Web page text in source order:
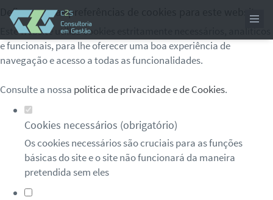
Defina as suas preferências de cookies para este website.
Este website utiliza cookies estritamente necessários, analíticos
e funcionais, para lhe oferecer uma boa experiência de
navegação e acesso a todas as funcionalidades.
Consulte a nossa política de privacidade e de Cookies.
Cookies necessários (obrigatório)
Os cookies necessários são cruciais para as funções
básicas do site e o site não funcionará da maneira
pretendida sem eles